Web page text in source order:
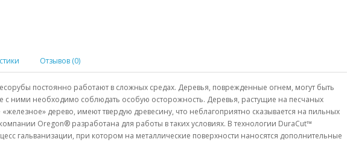
Отзывов (0)
постоянно работают в сложных средах. Деревья, поврежденные огнем, могут быть
с ними необходимо соблюдать особую осторожность. Деревья, растущие на песчаных
дерево, имеют твердую древесину, что неблагоприятно сказывается на пильных
Oregon® разработана для работы в таких условиях. В технологии DuraCut™
гальванизации, при котором на металлические поверхности наносятся дополнительные